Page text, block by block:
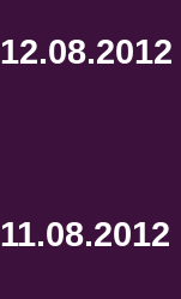
12.08.2012
11.08.2012